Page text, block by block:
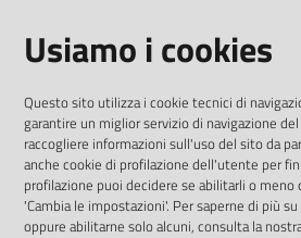
AMMINISTRAZIONE TRASPARENTE
Vai alla pagina
Media Policy
Usiamo i cookies
Questo sito utilizza i cookie tecnici di
garantire un miglior servizio di navigazione
raccogliere informazioni sull'uso del sito da
anche cookie di profilazione dell'utente per
profilazione puoi decidere se abilitarli o meno
'Cambia le impostazioni'. Per saperne di più
oppure abilitarne solo alcuni, consulta la